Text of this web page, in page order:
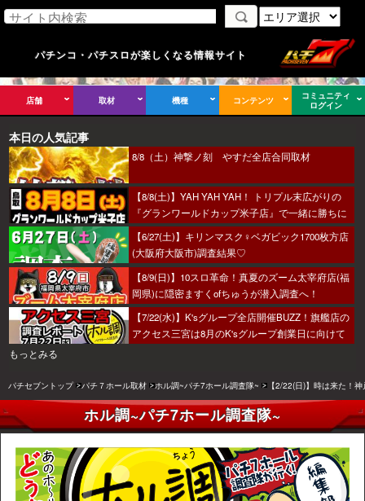
パチンコ・パチスロが楽しくなる情報サイト
店舗 取材 機種 コンテンツ
コミュニティ
ログイン
本日の人気記事
8/8（土）神撃ノ刻 やすだ全店合同取材
【8/8(土)】YAH YAH YAH！ トリプル末広がりの
『グランワールドカップ米子店』で一緒に勝ちに
行こうか～！
【6/27(土)】キリンマスク♀ベガビック1700枚方店
(大阪府大阪市)調査結果♡
【8/9(日)】10スロ革命！真夏のズーム太宰府店(福
岡県)に隠密ますくofちゅうが潜入調査へ！
【7/22(水)】K'sグループ全店開催BUZZ！旗艦店の
アクセス三宮は8月のK'sグループ創業日に向けて
もっとみる
パチセブントップ パチ７ホール取材 ホル調~パチ7ホール調査隊~ 【2/22(日)】時は来た！
ホル調~パチ7ホール調査隊~